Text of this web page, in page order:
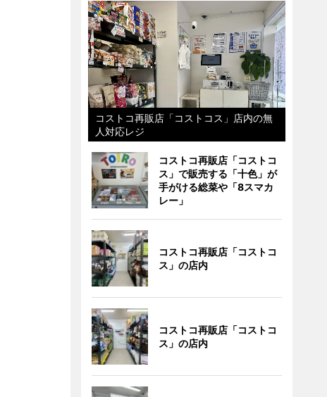
コストコ再販店「コストコス」店内の無
人対応レジ
コストコ再販店「コストコ
ス」で販売する「十色」が
手がける総菜や「8スマカ
レー」
コストコ再販店「コストコ
ス」の店内
コストコ再販店「コストコ
ス」の店内